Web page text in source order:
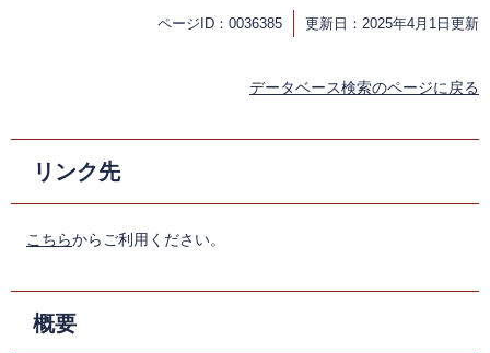
ページID：0036385 更新日：2025年4月1日更新
データベース検索のページに戻る
リンク先
こちらからご利用ください。
概要